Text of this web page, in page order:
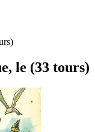
le (33 tours)